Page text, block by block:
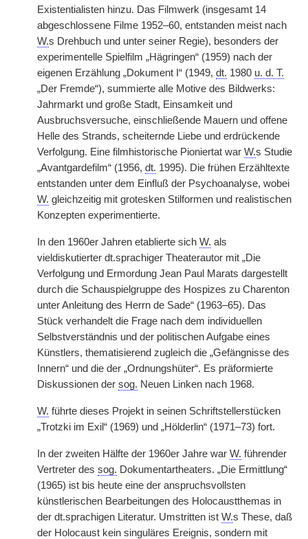
Existentialisten hinzu. Das Filmwerk (insgesamt 14
abgeschlossene Filme 1952–60, entstanden meist nach
W.s Drehbuch und unter seiner Regie), besonders der
experimentelle Spielfilm „Hägringen“ (1959) nach der
eigenen Erzählung „Dokument I“ (1949, dt. 1980 u. d. T.
„Der Fremde“), summierte alle Motive des Bildwerks:
Jahrmarkt und große Stadt, Einsamkeit und
Ausbruchsversuche, einschließende Mauern und offene
Helle des Strands, scheiternde Liebe und erdrückende
Verfolgung. Eine filmhistorische Pioniertat war W.s Studie
„Avantgardefilm“ (1956, dt. 1995). Die frühen Erzähltexte
entstanden unter dem Einfluß der Psychoanalyse, wobei
W. gleichzeitig mit grotesken Stilformen und realistischen
Konzepten experimentierte.
In den 1960er Jahren etablierte sich W. als
vieldiskutierter dt.sprachiger Theaterautor mit „Die
Verfolgung und Ermordung Jean Paul Marats dargestellt
durch die Schauspielgruppe des Hospizes zu Charenton
unter Anleitung des Herrn de Sade“ (1963–65). Das
Stück verhandelt die Frage nach dem individuellen
Selbstverständnis und der politischen Aufgabe eines
Künstlers, thematisierend zugleich die „Gefängnisse des
Innern“ und die der „Ordnungshüter“. Es präformierte
Diskussionen der sog. Neuen Linken nach 1968.
W. führte dieses Projekt in seinen Schriftstellerstücken
„Trotzki im Exil“ (1969) und „Hölderlin“ (1971–73) fort.
In der zweiten Hälfte der 1960er Jahre war W. führender
Vertreter des sog. Dokumentartheaters. „Die Ermittlung“
(1965) ist bis heute eine der anspruchsvollsten
künstlerischen Bearbeitungen des Holocaustthemas in
der dt.sprachigen Literatur. Umstritten ist W.s These, daß
der Holocaust kein singuläres Ereignis, sondern mit